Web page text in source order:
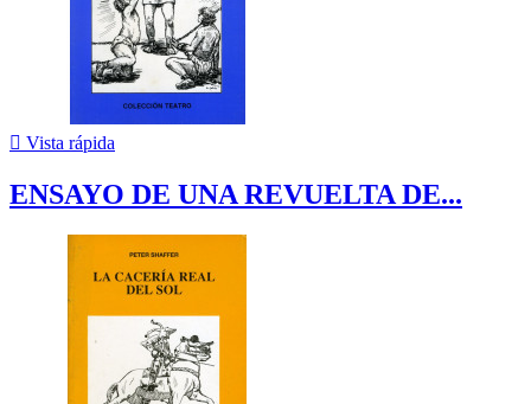
 Vista rápida
ENSAYO DE UNA REVUELTA DE...